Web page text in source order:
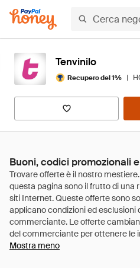
Tenvinilo
Recupero del 1% |
Buoni, codici promozionali
Mostra meno